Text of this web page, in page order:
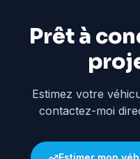
Prêt à
Estimez votre
contactez-moi